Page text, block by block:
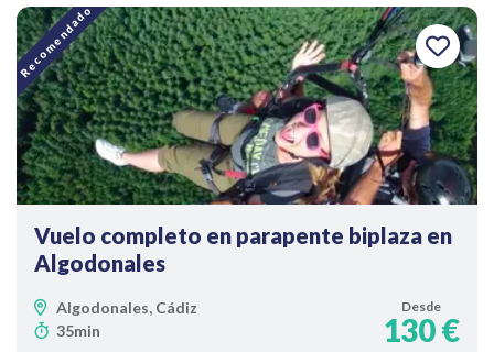
Recomendado
Vuelo completo en parapente biplaza en
Algodonales
Algodonales, Cádiz
35min
Desde
130 €